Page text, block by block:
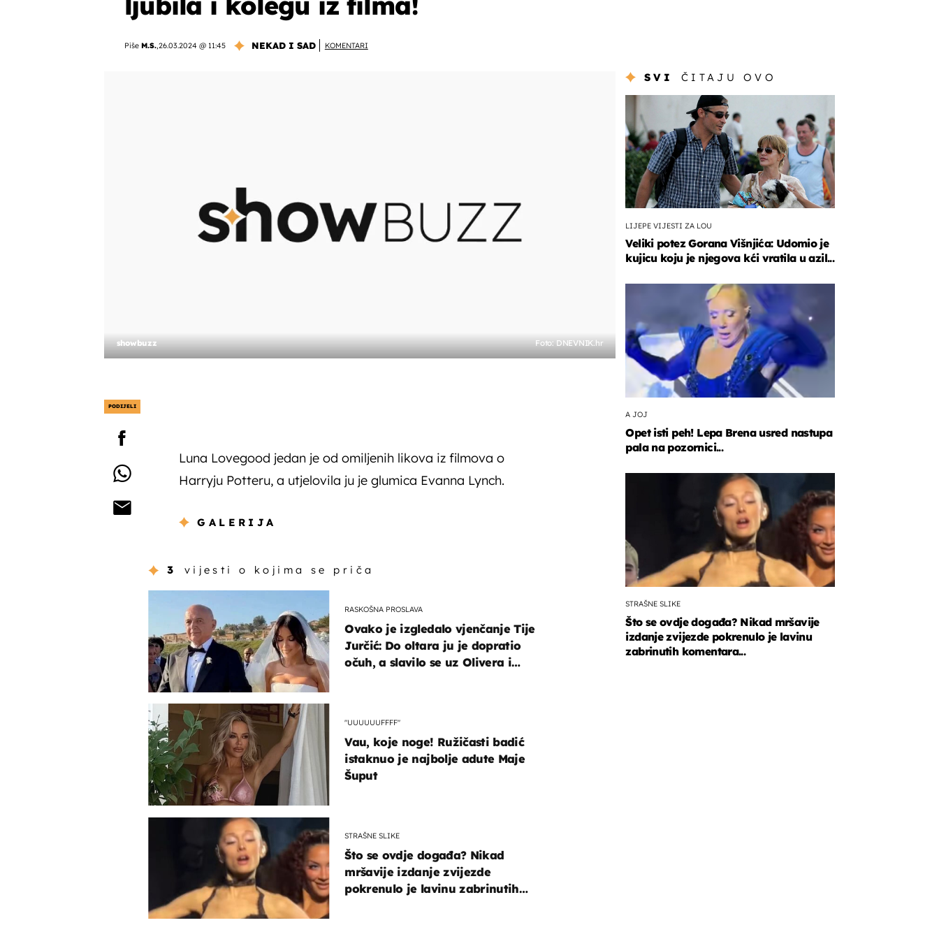
Piše M.S.,26.03.2024 @ 11:45 NEKAD I SAD KOMENTARI
showbuzz Foto: DNEVNIK.hr
PODIJELI
Luna Lovegood jedan je od omiljenih likova iz filmova o
Harryju Potteru, a utjelovila ju je glumica Evanna Lynch.
GALERIJA
3 vijesti o kojima se priča
RASKOŠNA PROSLAVA
Ovako je izgledalo vjenčanje Tije
Jurčić: Do oltara ju je dopratio
očuh, a slavilo se uz Olivera i
"UUUUUUFFFF"
Vau, koje noge! Ružičasti badić
istaknuo je najbolje adute Maje
Šuput
STRAŠNE SLIKE
Što se ovdje događa? Nikad
mršavije izdanje zvijezde
pokrenulo je lavinu zabrinutih
SVI ČITAJU OVO
LIJEPE VIJESTI ZA LOU
Veliki potez Gorana Višnjića: Udomio je
kujicu koju je njegova kći vratila u azil...
A JOJ
Opet isti peh! Lepa Brena usred nastupa
pala na pozornici...
STRAŠNE SLIKE
Što se ovdje događa? Nikad mršavije
izdanje zvijezde pokrenulo je lavinu
zabrinutih komentara...